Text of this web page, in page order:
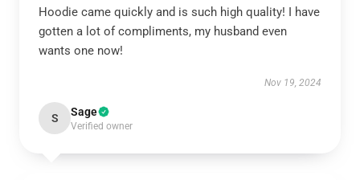
Hoodie came quickly and is such high quality! I have
gotten a lot of compliments, my husband even
wants one now!
Nov 19, 2024
S Sage
Verified owner